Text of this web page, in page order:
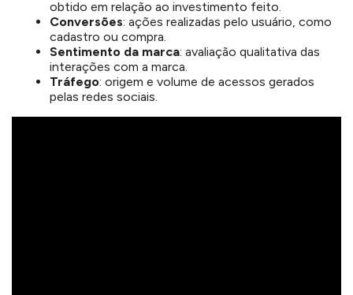
obtido em relação ao investimento feito.
Conversões: ações realizadas pelo usuário, como
cadastro ou compra.
Sentimento da marca: avaliação qualitativa das
interações com a marca.
Tráfego: origem e volume de acessos gerados
pelas redes sociais.